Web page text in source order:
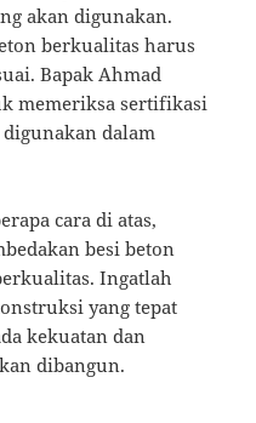
akan digunakan.
berkualitas harus
Bapak Ahmad
memeriksa sertifikasi
dalam
cara di atas,
besi beton
Ingatlah
yang tepat
kekuatan dan
dibangun.